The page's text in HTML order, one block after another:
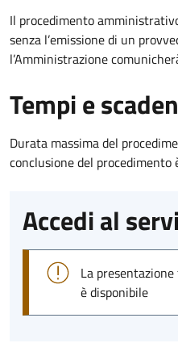
Il procedimento
senza l’emissione di un
l’Amministrazione
Tempi e
Durata massima del
conclusione del procedimento
Accedi al
La
è disponibile